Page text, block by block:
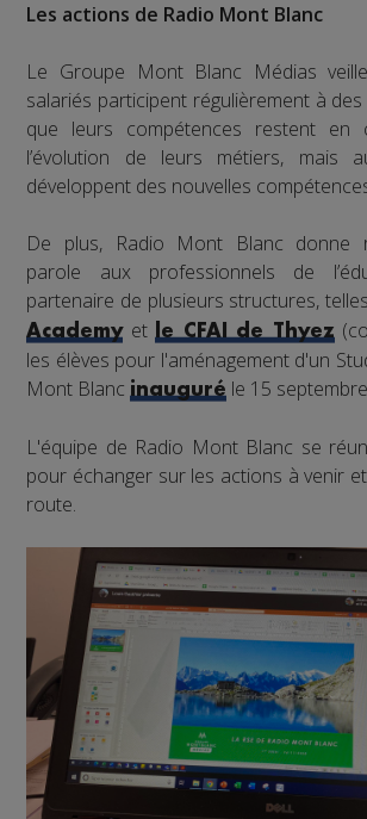
Les actions de Radio Mont Blanc
Le Groupe Mont Blanc Médias
salariés participent régulièrement à
que leurs compétences restent en
l’évolution de leurs métiers, mais
développent des nouvelles
De plus, Radio Mont Blanc donne
parole aux professionnels de
partenaire de plusieurs structures,
Academyet le CFAI de Thyez
les élèves pour l'aménagement d'un
Mont Blancinauguré le 15
L'équipe de Radio Mont Blanc se
pour échanger sur les actions à venir
route.